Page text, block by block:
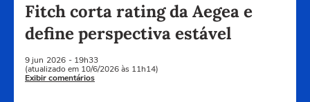
Fitch corta rating da Aegea e
define perspectiva estável
9 jun 2026 - 19h33
(atualizado em 10/6/2026 às 11h14)
Exibir comentários